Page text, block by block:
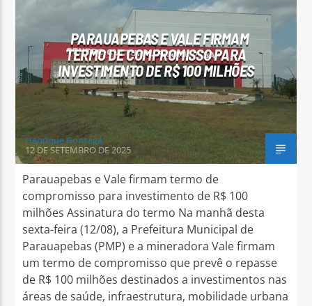
Arara Azul FM
PARAUAPEBAS E VALE FIRMAM
TERMO DE COMPROMISSO PARA
INVESTIMENTO DE R$ 100 MILHÕES
Henrique Gonzaga
12 DE SETEMBRO DE 2025
Parauapebas e Vale firmam termo de
compromisso para investimento de R$ 100
milhões Assinatura do termo Na manhã desta
sexta-feira (12/08), a Prefeitura Municipal de
Parauapebas (PMP) e a mineradora Vale firmam
um termo de compromisso que prevê o repasse
de R$ 100 milhões destinados a investimentos nas
áreas de saúde, infraestrutura, mobilidade urbana